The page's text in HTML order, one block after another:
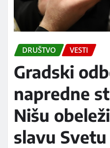
DRUŠTVO VESTI
Gradski
napredne
Nišu
slavu